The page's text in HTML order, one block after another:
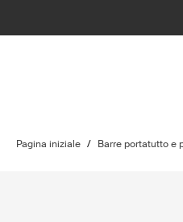
Pagina iniziale / Barre portatutto e